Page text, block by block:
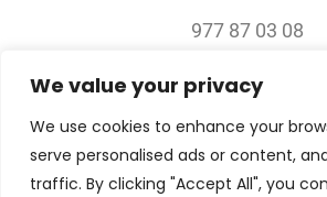
We value your privacy
We use cookies to enhance your
serve personalised ads or content,
traffic. By clicking "Accept All", you
977 87 03 08
© 2023 All rights Reserved.